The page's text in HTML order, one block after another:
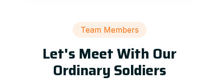
Team Members
Let's Meet With Our
Ordinary Soldiers